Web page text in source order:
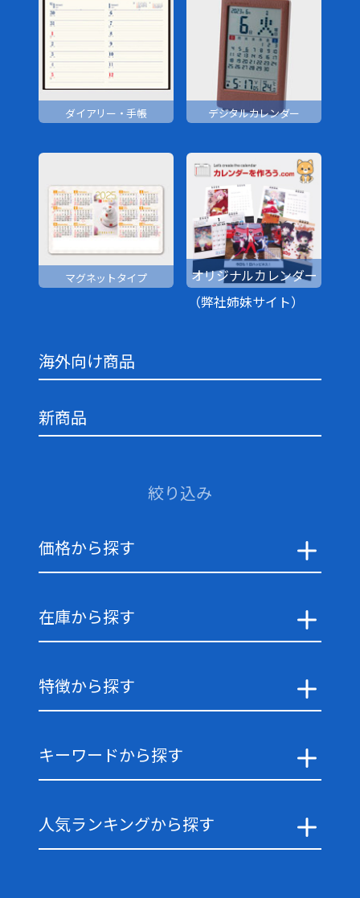
ダイアリー・手帳 デジタルカレンダー
マグネットタイプ
オリジナルカレンダー
（弊社姉妹サイト）
海外向け商品
新商品
絞り込み
価格から探す
在庫から探す
特徴から探す
キーワードから探す
人気ランキングから探す